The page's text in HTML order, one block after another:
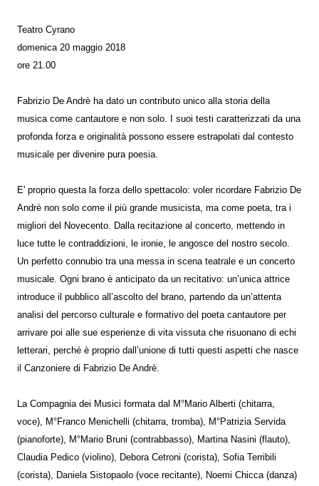
Teatro Cyrano
domenica 20 maggio 2018
ore 21.00
Fabrizio De Andrè ha dato un contributo unico alla storia della
musica come cantautore e non solo. I suoi testi caratterizzati da una
profonda forza e originalità possono essere estrapolati dal contesto
musicale per divenire pura poesia.
E' proprio questa la forza dello spettacolo: voler ricordare Fabrizio De
Andrè non solo come il più grande musicista, ma come poeta, tra i
migliori del Novecento. Dalla recitazione al concerto, mettendo in
luce tutte le contraddizioni, le ironie, le angosce del nostro secolo.
Un perfetto connubio tra una messa in scena teatrale e un concerto
musicale. Ogni brano è anticipato da un recitativo: un’unica attrice
introduce il pubblico all’ascolto del brano, partendo da un’attenta
analisi del percorso culturale e formativo del poeta cantautore per
arrivare poi alle sue esperienze di vita vissuta che risuonano di echi
letterari, perché è proprio dall’unione di tutti questi aspetti che nasce
il Canzoniere di Fabrizio De Andrè.
La Compagnia dei Musici formata dal M°Mario Alberti (chitarra,
voce), M°Franco Menichelli (chitarra, tromba), M°Patrizia Servida
(pianoforte), M°Mario Bruni (contrabbasso), Martina Nasini (flauto),
Claudia Pedico (violino), Debora Cetroni (corista), Sofia Terribili
(corista), Daniela Sistopaolo (voce recitante), Noemi Chicca (danza)